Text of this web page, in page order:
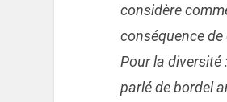
considère
conséquence de
Pour la diversité
parlé de bordel